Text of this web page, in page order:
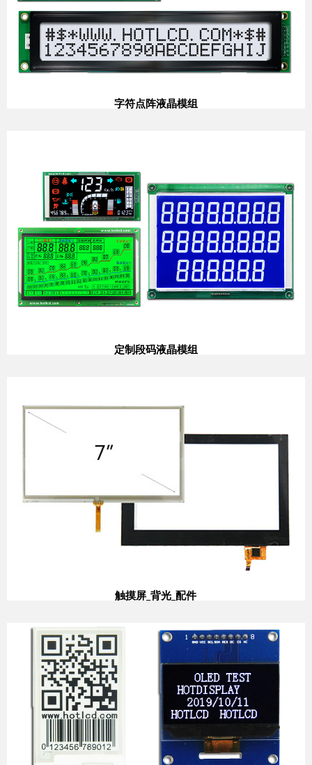
字符点阵液晶模组
定制段码液晶模组
触摸屏_背光_配件